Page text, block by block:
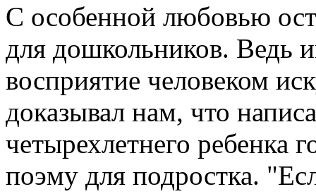
С особенной любовью
для дошкольников. Ведь
восприятие человеком
доказывал нам, что
четырехлетнего ребенка
поэму для подростка.